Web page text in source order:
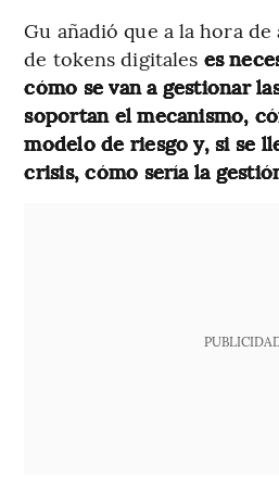
Gu añadió que a la hora
de tokens digitales es
cómo se van a gestionar
soportan el mecanismo,
modelo de riesgo y, si se
crisis, cómo sería la